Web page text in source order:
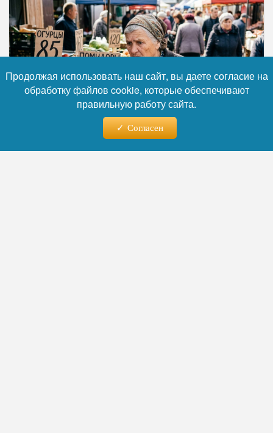
Продолжая использовать наш сайт, вы даете согласие на
обработку файлов cookie, которые обеспечивают
правильную работу сайта.
Согласен